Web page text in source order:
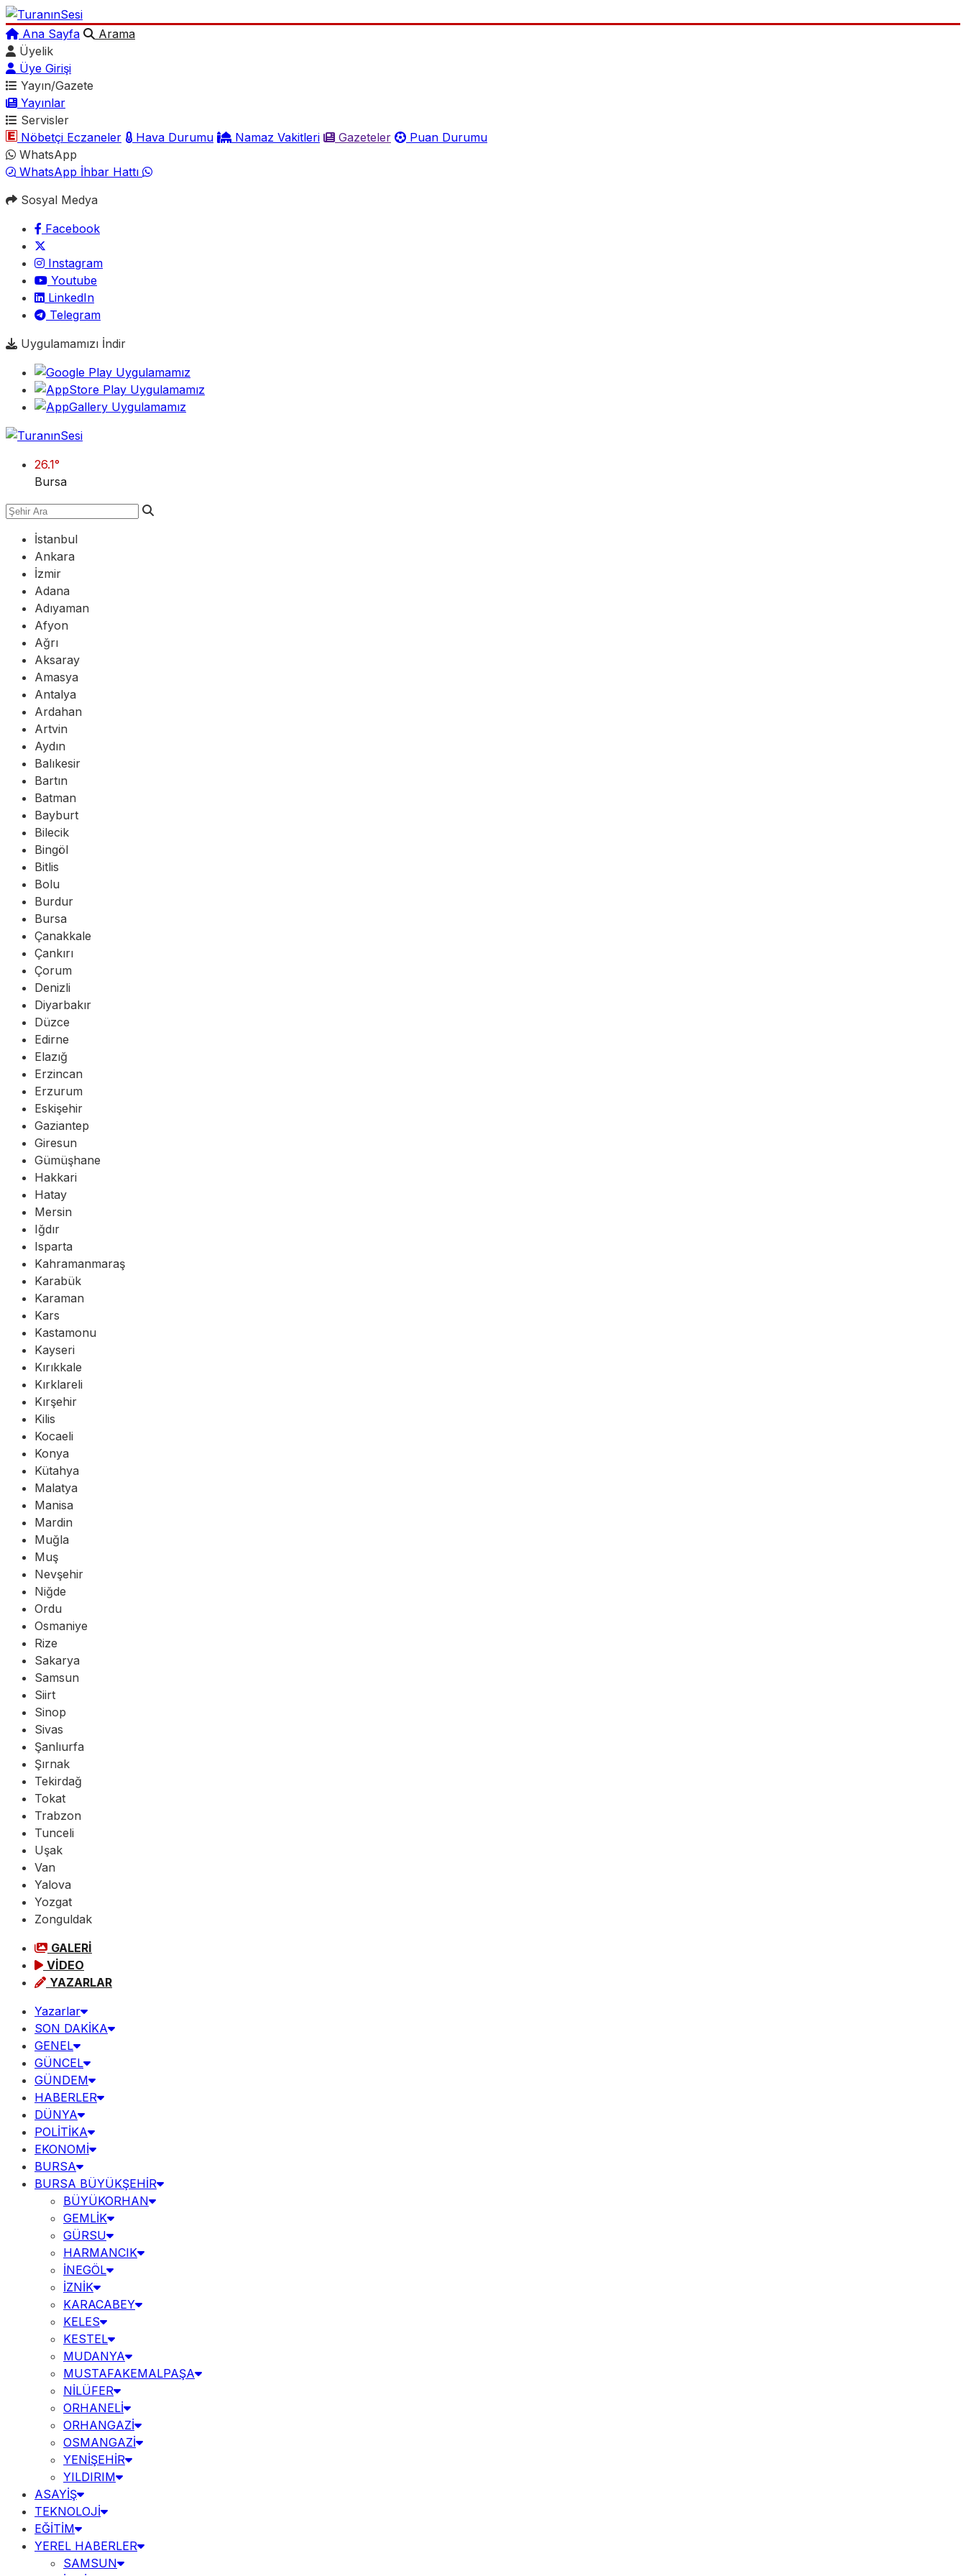
Ana Sayfa
Arama
Üyelik
Üye Girişi
Yayın/Gazete
Yayınlar
Servisler
Nöbetçi Eczaneler
Hava Durumu Namaz Vakitleri Gazeteler
Puan Durumu
WhatsApp
WhatsApp İhbar Hattı
Sosyal Medya
Facebook
Instagram
Youtube
LinkedIn
Telegram
Uygulamamızı İndir
26.1°
Bursa
İstanbul
Ankara
İzmir
Adana
Adıyaman
Afyon
Ağrı
Aksaray
Amasya
Antalya
Ardahan
Artvin
Aydın
Balıkesir
Bartın
Batman
Bayburt
Bilecik
Bingöl
Bitlis
Bolu
Burdur
Bursa
Çanakkale
Çankırı
Çorum
Denizli
Diyarbakır
Düzce
Edirne
Elazığ
Erzincan
Erzurum
Eskişehir
Gaziantep
Giresun
Gümüşhane
Hakkari
Hatay
Mersin
Iğdır
Isparta
Kahramanmaraş
Karabük
Karaman
Kars
Kastamonu
Kayseri
Kırıkkale
Kırklareli
Kırşehir
Kilis
Kocaeli
Konya
Kütahya
Malatya
Manisa
Mardin
Muğla
Muş
Nevşehir
Niğde
Ordu
Osmaniye
Rize
Sakarya
Samsun
Siirt
Sinop
Sivas
Şanlıurfa
Şırnak
Tekirdağ
Tokat
Trabzon
Tunceli
Uşak
Van
Yalova
Yozgat
Zonguldak
GALERİ
VİDEO
YAZARLAR
Yazarlar
SON DAKİKA
GENEL
GÜNCEL
GÜNDEM
HABERLER
DÜNYA
POLİTİKA
EKONOMİ
BURSA
BURSA BÜYÜKŞEHİR
BÜYÜKORHAN
GEMLİK
GÜRSU
HARMANCIK
İNEGÖL
İZNİK
KARACABEY
KELES
KESTEL
MUDANYA
MUSTAFAKEMALPAŞA
NİLÜFER
ORHANELİ
ORHANGAZİ
OSMANGAZİ
YENİŞEHİR
YILDIRIM
ASAYİŞ
TEKNOLOJİ
EĞİTİM
YEREL HABERLER
SAMSUN